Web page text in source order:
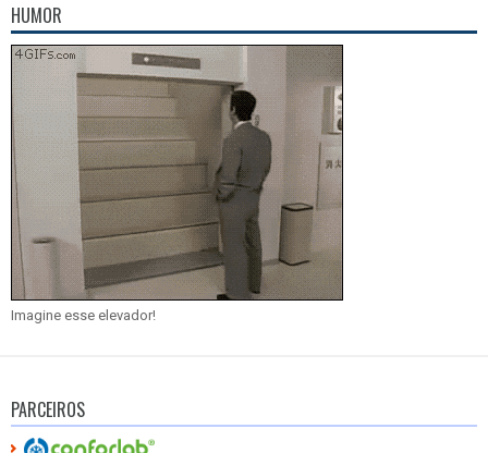
HUMOR
Imagine esse elevador!
PARCEIROS